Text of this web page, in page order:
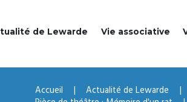
de Lewarde Vie associative
Accueil Actualité de Lewarde